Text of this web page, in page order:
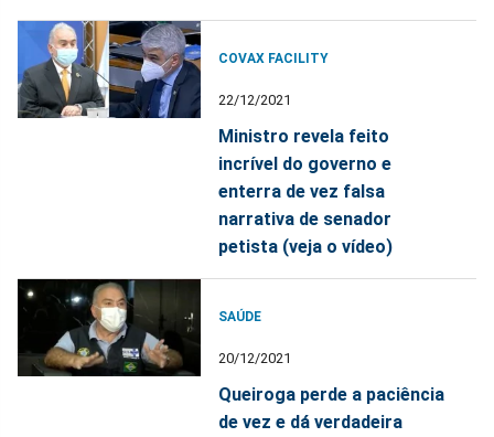
COVAX FACILITY
22/12/2021
Ministro revela feito
incrível do governo e
enterra de vez falsa
narrativa de senador
petista (veja o vídeo)
SAÚDE
20/12/2021
Queiroga perde a paciência
de vez e dá verdadeira